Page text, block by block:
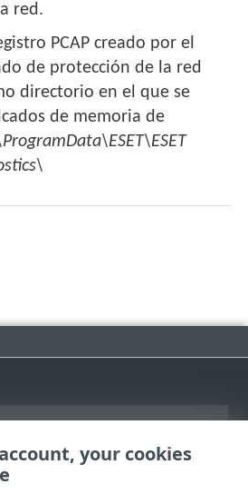
red.
PCAP creado por el
de protección de la red
directorio en el que se
de memoria de
your cookies